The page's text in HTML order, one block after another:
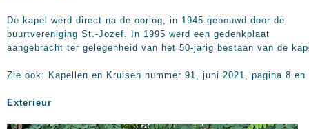
De kapel werd direct na de oorlog, in 1945 gebouwd door de
buurtvereniging St.-Jozef. In 1995 werd een gedenkplaat
aangebracht ter gelegenheid van het 50-jarig bestaan van de
Zie ook: Kapellen en Kruisen nummer 91, juni 2021, pagina 8 en
Exterieur